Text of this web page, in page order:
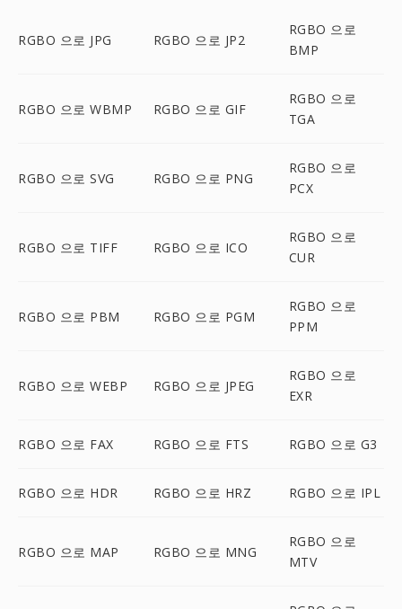
RGBO 으로 JPG RGBO 으로 JP2
RGBO 으로
BMP
RGBO 으로 WBMP RGBO 으로 GIF
RGBO 으로
TGA
RGBO 으로 SVG RGBO 으로 PNG
RGBO 으로
PCX
RGBO 으로 TIFF RGBO 으로 ICO
RGBO 으로
CUR
RGBO 으로 PBM RGBO 으로 PGM
RGBO 으로
PPM
RGBO 으로 WEBP RGBO 으로 JPEG
RGBO 으로
EXR
RGBO 으로 FAX RGBO 으로 FTS RGBO 으로 G3
RGBO 으로 HDR RGBO 으로 HRZ RGBO 으로 IPL
RGBO 으로 MAP RGBO 으로 MNG
RGBO 으로
MTV